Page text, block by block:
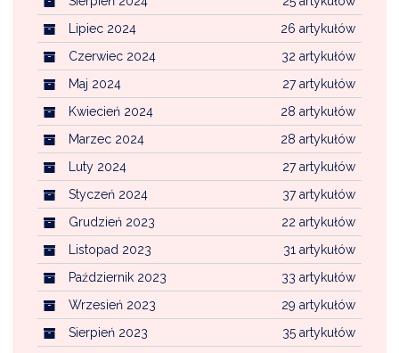
26 artykułów
Lipiec 2024
32 artykułów
Czerwiec 2024
27 artykułów
Maj 2024
28 artykułów
Kwiecień 2024
28 artykułów
Marzec 2024
27 artykułów
Luty 2024
37 artykułów
Styczeń 2024
22 artykułów
Grudzień 2023
31 artykułów
Listopad 2023
33 artykułów
Październik 2023
29 artykułów
Wrzesień 2023
35 artykułów
Sierpień 2023